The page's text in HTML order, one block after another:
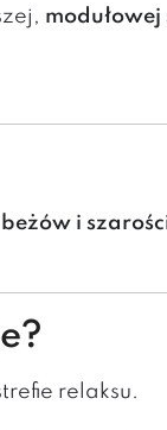
modułowej
i
relaksu.